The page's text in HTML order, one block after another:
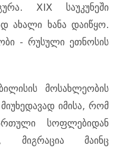
XIX საუკუნეში
ახალი ხანა დაიწყო.
- რუსული ეთნოსის
მოსახლეობის
იმისა, რომ
სოფლებიდან
მიგრაცია მაინც